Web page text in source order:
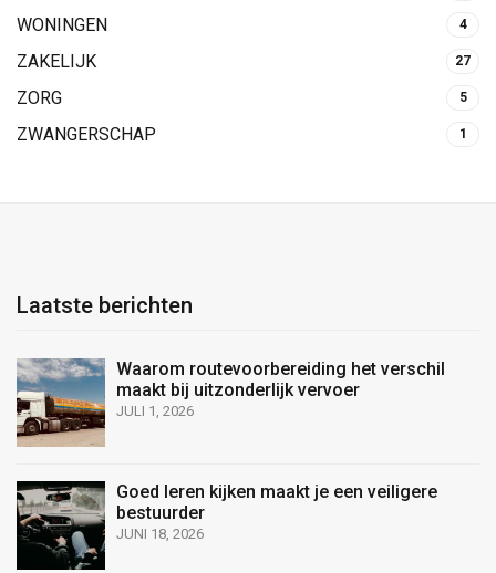
WONINGEN 4
ZAKELIJK 27
ZORG 5
ZWANGERSCHAP 1
Laatste berichten
Waarom routevoorbereiding het verschil
maakt bij uitzonderlijk vervoer
JULI 1, 2026
Goed leren kijken maakt je een veiligere
bestuurder
JUNI 18, 2026